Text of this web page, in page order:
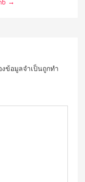
→
งข้อมูลจำเป็นถูกทำ